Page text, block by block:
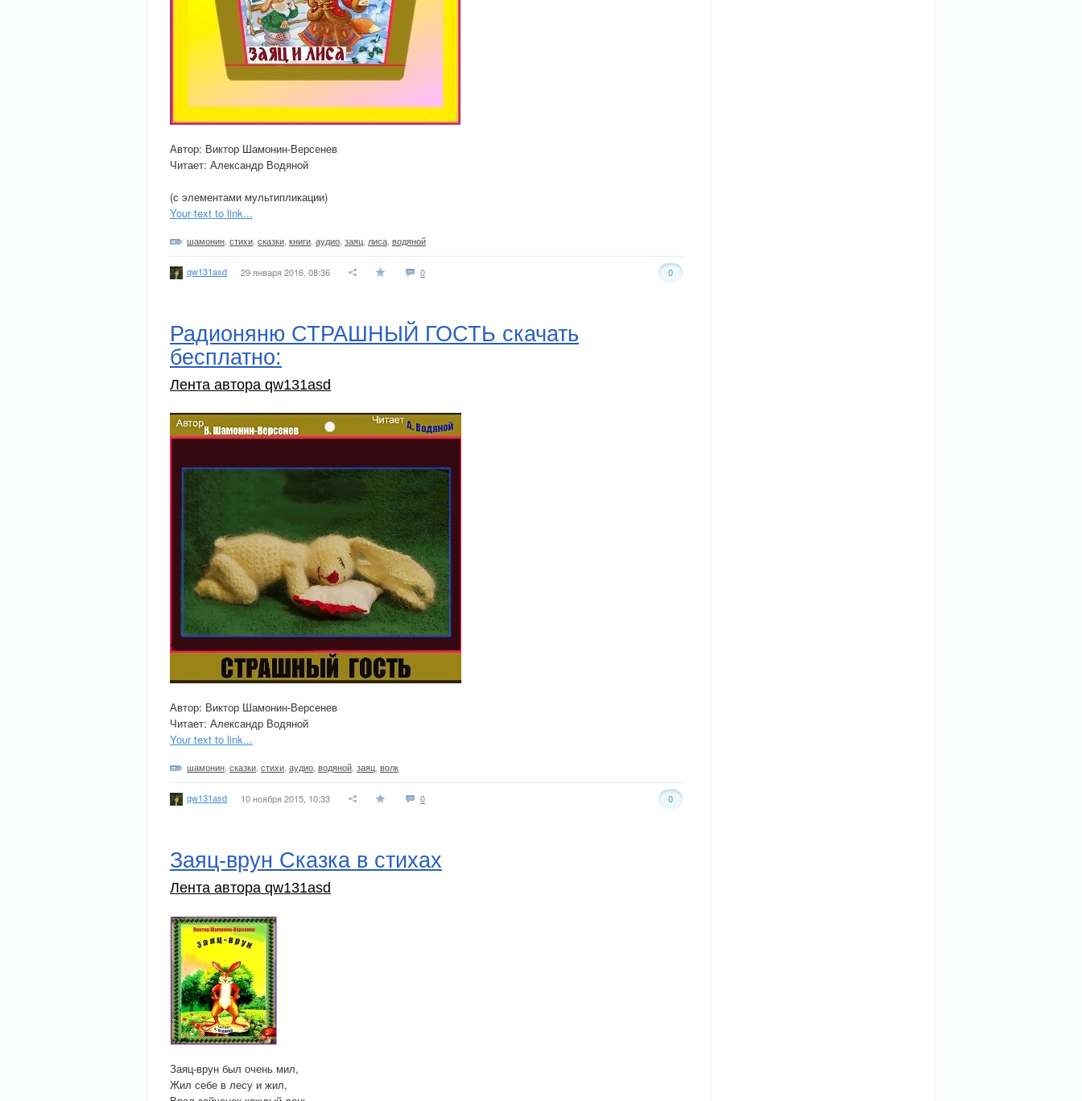
Автор: Виктор Шамонин-Версенев
Читает: Александр Водяной
(с элементами мультипликации)
Your text to link...
шамонин стихи сказки книги аудио заяц лиса водяной
qw131asd 29 января 2016, 08:36 0 0
Радионяню СТРАШНЫЙ ГОСТЬ скачать
бесплатно:
Лента автора qw131asd
Автор: Виктор Шамонин-Версенев
Читает: Александр Водяной
Your text to link...
шамонин сказки стихи аудио водяной заяц волк
qw131asd 10 ноября 2015, 10:33 0 0
Заяц-врун Сказка в стихах
Лента автора qw131asd
Заяц-врун был очень мил,
Жил себе в лесу и жил,